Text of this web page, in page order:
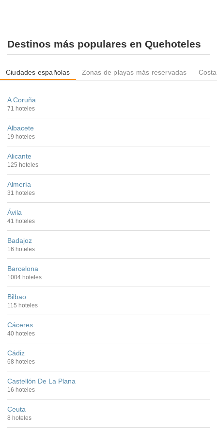
Destinos más populares en Quehoteles
Ciudades españolas Zonas de playas más reservadas
A Coruña
71 hoteles
Albacete
19 hoteles
Alicante
125 hoteles
Almería
31 hoteles
Ávila
41 hoteles
Badajoz
16 hoteles
Barcelona
1004 hoteles
Bilbao
115 hoteles
Cáceres
40 hoteles
Cádiz
68 hoteles
Castellón De La Plana
16 hoteles
Ceuta
8 hoteles